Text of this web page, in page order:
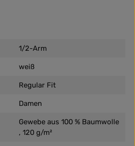
1/2-Arm
weiß
Regular Fit
Damen
Gewebe aus 100 % Baumwolle
, 120 g/m²